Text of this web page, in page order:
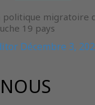
politique migratoire
19 pays
Décembre 3,
NOUS